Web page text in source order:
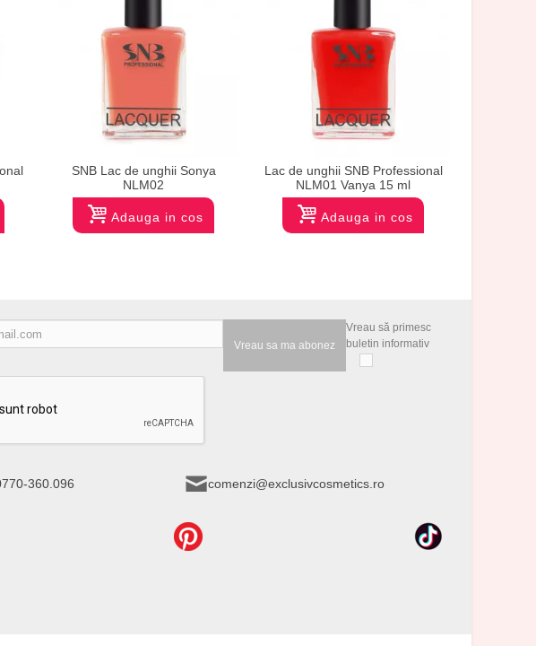
SNB Lac de unghii Sonya
NLM02
Adauga in cos
Lac de unghii SNB Professional
NLM01 Vanya 15 ml
Adauga in cos
Vreau sa ma abonez
Vreau să primesc
buletin informativ
360.096 comenzi@exclusivcosmetics.ro